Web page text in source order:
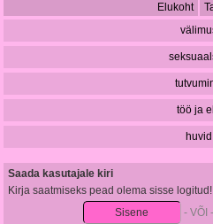
Elukoht
töö ja
huvid
Saada kasutajale kiri
Kirja saatmiseks pead olema sisse logitud!
Sisene
- VÕI -